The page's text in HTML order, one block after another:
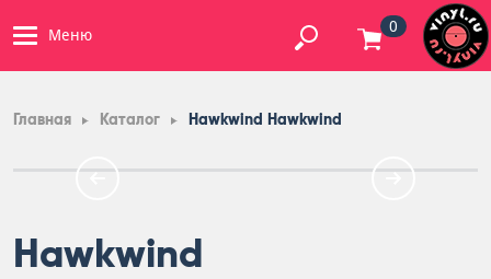
Меню 0
Главная Каталог Hawkwind Hawkwind
Hawkwind